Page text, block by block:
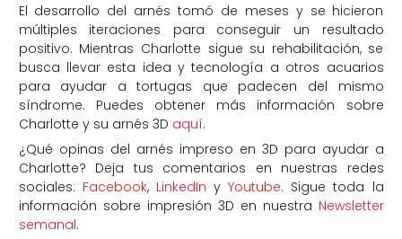
El desarrollo del arnés tomó de meses y se hicieron
múltiples iteraciones para conseguir un resultado
positivo. Mientras Charlotte sigue su rehabilitación, se
busca llevar esta idea y tecnología a otros acuarios
para ayudar a tortugas que padecen del mismo
síndrome. Puedes obtener más información sobre
Charlotte y su arnés 3D aquí.
¿Qué opinas del arnés impreso en 3D para ayudar a
Charlotte? Deja tus comentarios en nuestras redes
sociales: Facebook, LinkedIn yYoutube. Sigue toda la
información sobre impresión 3D en nuestra Newsletter
semanal.